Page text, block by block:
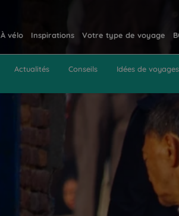
À vélo Inspirations Votre type de voyage
Actualités Conseils Idées de voyages